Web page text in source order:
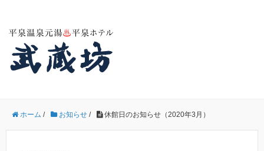
ホーム / お知らせ / 休館日のお知らせ（2020年3月）